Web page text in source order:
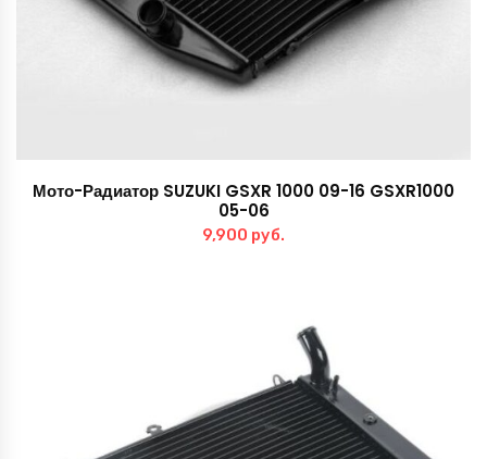
Мото-Радиатор SUZUKI GSXR 1000 09-16 GSXR1000
05-06
9,900 руб.